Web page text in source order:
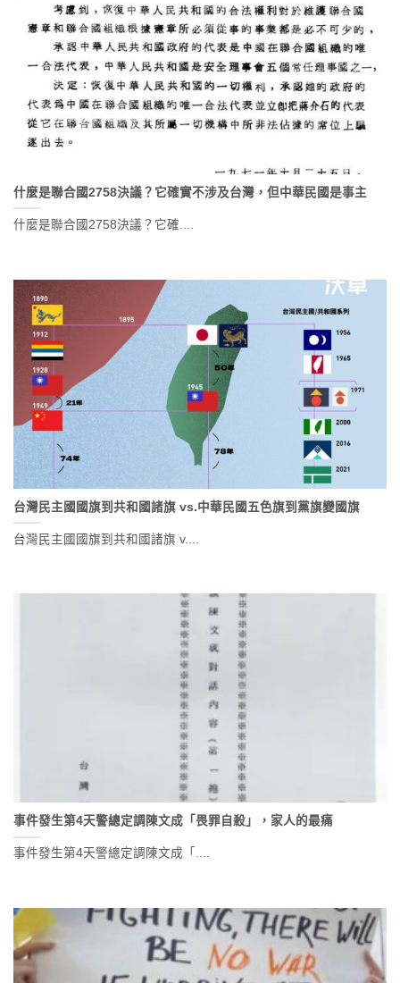
什麼是聯合國2758決議？它確實不涉及台灣，但中華民國是事主
什麼是聯合國2758決議？它確....
台灣民主國國旗到共和國諸旗 vs.中華民國五色旗到黨旗變國旗
台灣民主國國旗到共和國諸旗 v....
事件發生第4天警總定調陳文成「畏罪自殺」，家人的最痛
事件發生第4天警總定調陳文成「....